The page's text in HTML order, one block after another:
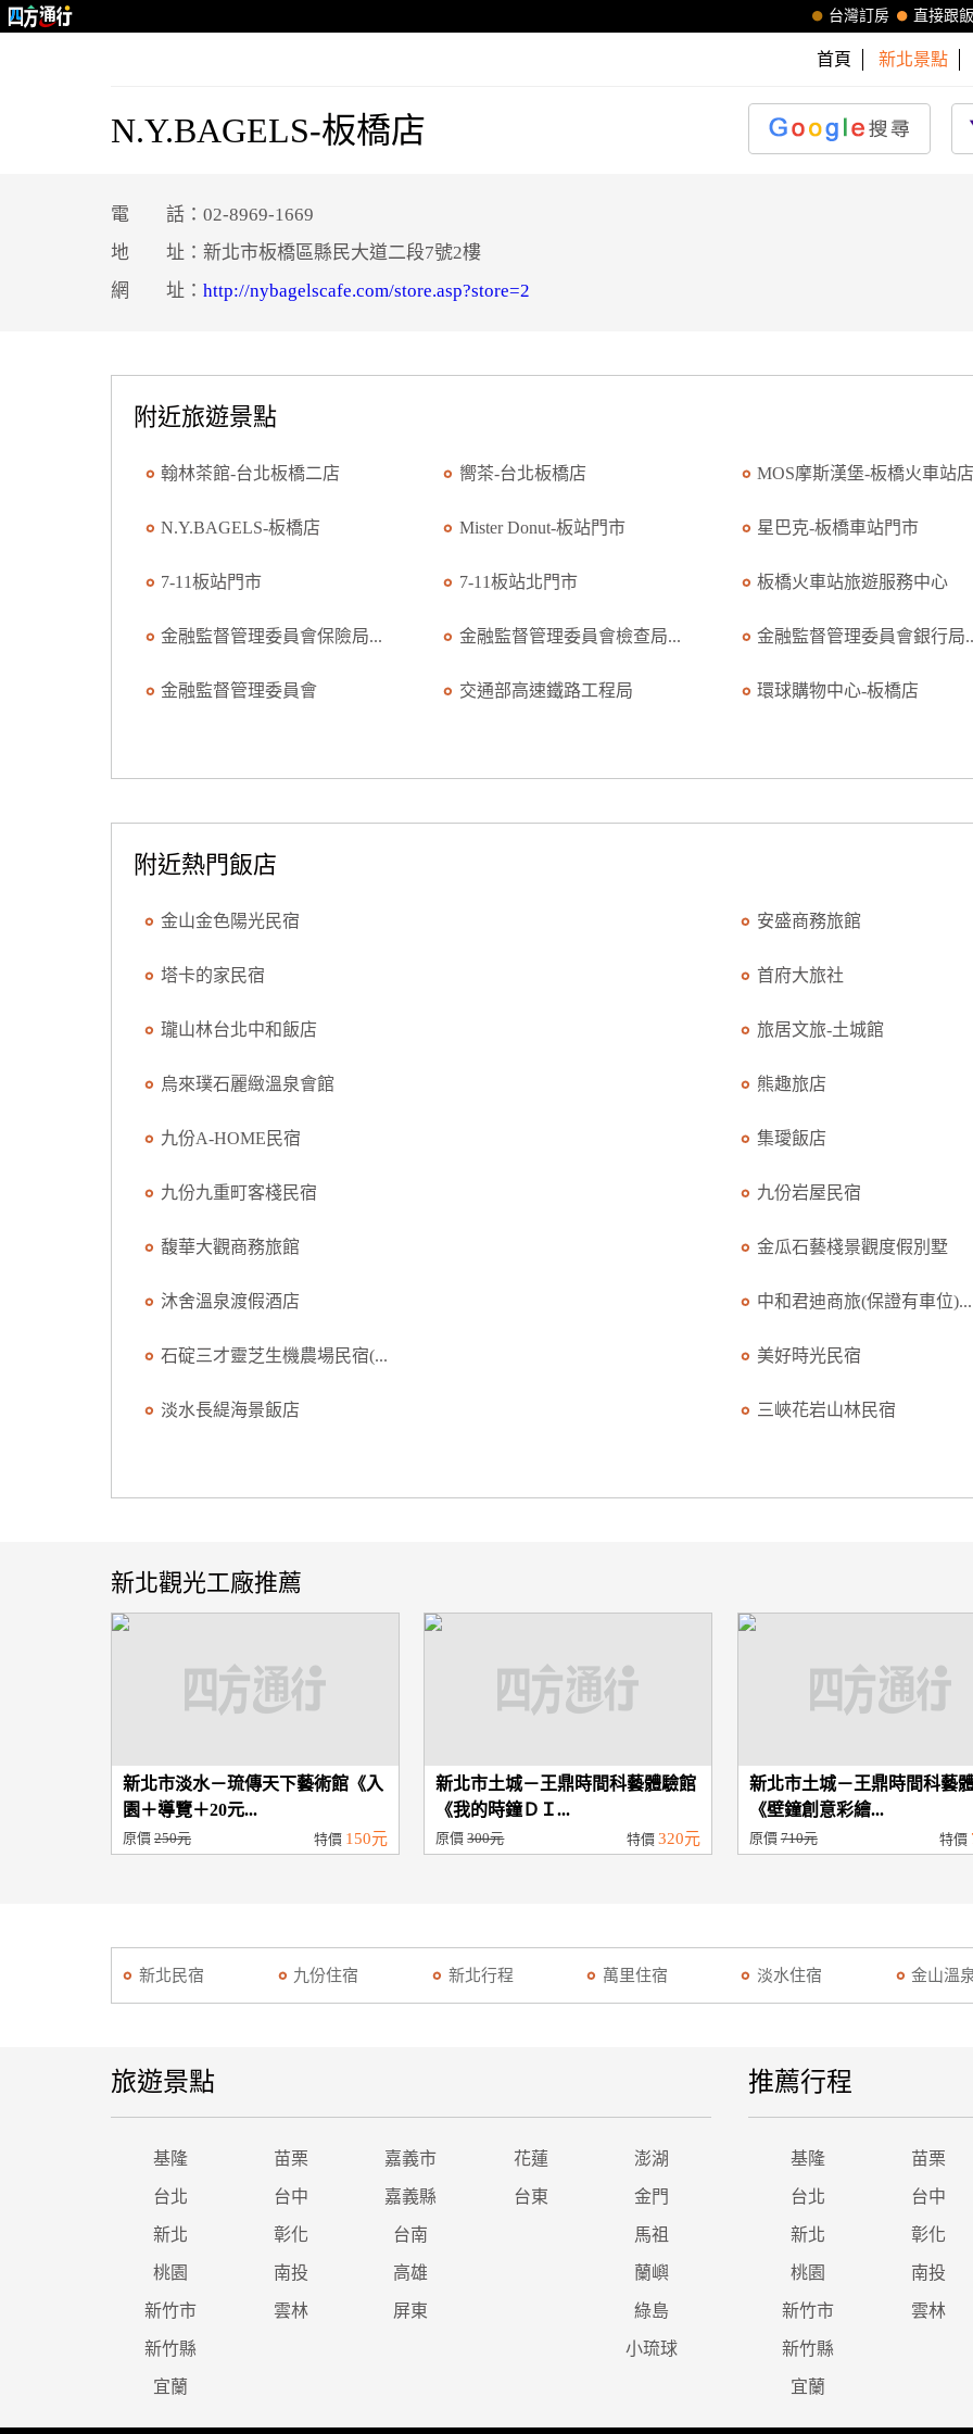
直接跟
台灣訂房
首頁 新北景點
N.Y.BAGELS-板橋店
電 話：02-8969-1669
地 址：新北市板橋區縣民大道二段7號2樓
網 址： http://nybagelscafe.com/store.asp?store=2
附近旅遊景點
翰林茶館-台北板橋二店 嚮茶-台北板橋店 MOS摩斯漢堡-板橋火車站
N.Y.BAGELS-板橋店 Mister Donut-板站門市 星巴克-板橋車站門市
7-11板站門市 7-11板站北門市 板橋火車站旅遊服務中心
金融監督管理委員會保險局... 金融監督管理委員會檢查局... 金融監督管理委員會銀行局
金融監督管理委員會 交通部高速鐵路工程局 環球購物中心-板橋店
附近熱門飯店
金山金色陽光民宿 安盛商務旅館
塔卡的家民宿 首府大旅社
瓏山林台北中和飯店 旅居文旅-土城館
烏來璞石麗緻溫泉會館 熊趣旅店
九份A-HOME民宿 集璦飯店
九份九重町客棧民宿 九份岩屋民宿
馥華大觀商務旅館 金瓜石藝棧景觀度假別墅
沐舍溫泉渡假酒店 中和君迪商旅(保證有車位)...
石碇三才靈芝生機農場民宿(... 美好時光民宿
淡水長緹海景飯店 三峽花岩山林民宿
新北觀光工廠推薦
新北市淡水－琉傳天下藝術館《入
園＋導覽＋20元...
原價 250元 特價 150元
新北市土城－王鼎時間科藝體驗館
《我的時鐘ＤＩ...
原價300元 特價320元
新北市土城－王鼎時間科藝
《壁鐘創意彩繪...
原價710元 特價
新北民宿 九份住宿 新北行程 萬里住宿 淡水住宿 金山溫
旅遊景點
基隆 苗栗 嘉義市 花蓮 澎湖
台北 台中 嘉義縣 台東 金門
新北 彰化 台南 馬祖
桃園 南投 高雄 蘭嶼
新竹市 雲林 屏東 綠島
新竹縣 小琉球
宜蘭
推薦行程
基隆 苗栗
台北 台中
新北 彰化
桃園 南投
新竹市 雲林
新竹縣
宜蘭